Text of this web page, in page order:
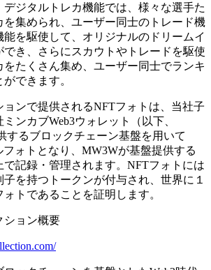
デジタルトレカ機能では、様々な選手た
を集められ、ユーザー同士のトレード機
を駆使して、オリジナルのドリームイ
でき、さらにスカウトやトレードを駆使
をたくさん集め、ユーザー同士でランキ
できます。
ンで提供されるNFTフォトは、当社子
ンカブWeb3ウォレット（以下、
するブロックチェーン基盤を用いて
ォトとなり、MW3Wが基盤提供する
で記録・管理されます。NFTフォトには
子を持つトークンが付与され、世界に１
トであることを証明します。
ション概要